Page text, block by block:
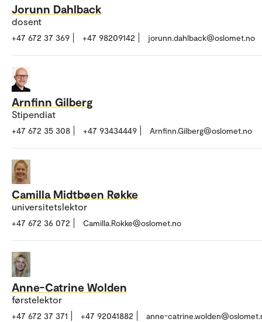
Jorunn Dahlback
dosent
+47 672 37 369 +47 98209142 jorunn.dahlback@oslomet.no
Arnfinn Gilberg
Stipendiat
+47 672 35 308 +47 93434449 Arnfinn.Gilberg@oslomet.no
Camilla Midtbøen Røkke
universitetslektor
+47 672 36 072 Camilla.Rokke@oslomet.no
Anne-Catrine Wolden
førstelektor
+47 672 37 371 +47 92041882 anne-